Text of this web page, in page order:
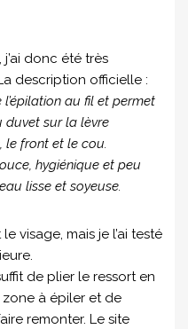
donc été très
description officielle :
l’épilation au fil et permet
duvet sur la lèvre
le front et le cou.
hygiénique et peu
lisse et soyeuse.
visage, mais je l’ai testé
de plier le ressort en
à épiler et de
remonter. Le site